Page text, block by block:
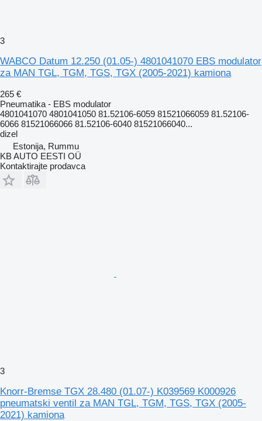
3
WABCO Datum 12.250 (01.05-) 4801041070 EBS modulator
za MAN TGL, TGM, TGS, TGX (2005-2021) kamiona
265 €
Pneumatika - EBS modulator
4801041070 4801041050 81.52106-6059 81521066059 81.52106-
6066 81521066066 81.52106-6040 81521066040...
dizel
Estonija, Rummu
KB AUTO EESTI OÜ
Kontaktirajte prodavca
3
Knorr-Bremse TGX 28.480 (01.07-) K039569 K000926
pneumatski ventil za MAN TGL, TGM, TGS, TGX (2005-
2021) kamiona